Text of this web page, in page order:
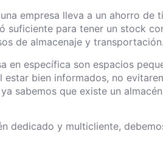
empresa lleva a un ahorro de
suficiente para tener un stock
de almacenaje y transportación.
en específica son espacios
bien informados, no
sabemos que existe un
dedicado y multicliente,